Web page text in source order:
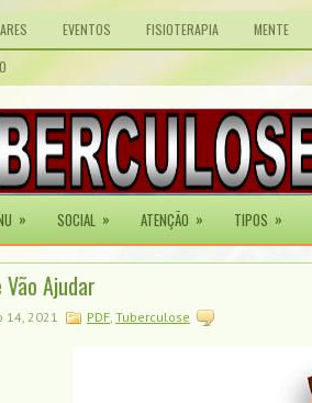
EVENTOS FISIOTERAPIA MENTE
» SOCIAL » ATENÇÃO » TIPOS »
Vão Ajudar
14, 2021 PDF, Tuberculose